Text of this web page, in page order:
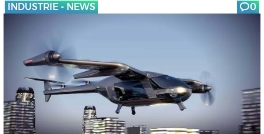
INDUSTRIE - NEWS 0